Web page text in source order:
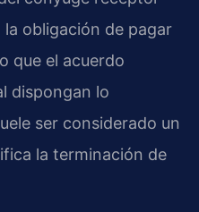
obligación de pagar
que el acuerdo
dispongan lo
ser considerado un
la terminación de